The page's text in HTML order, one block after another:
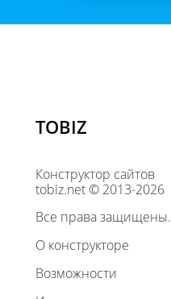
TOBIZ
Конструктор сайтов
tobiz.net © 2013-2026
Все права защищены.
О конструкторе
Возможности